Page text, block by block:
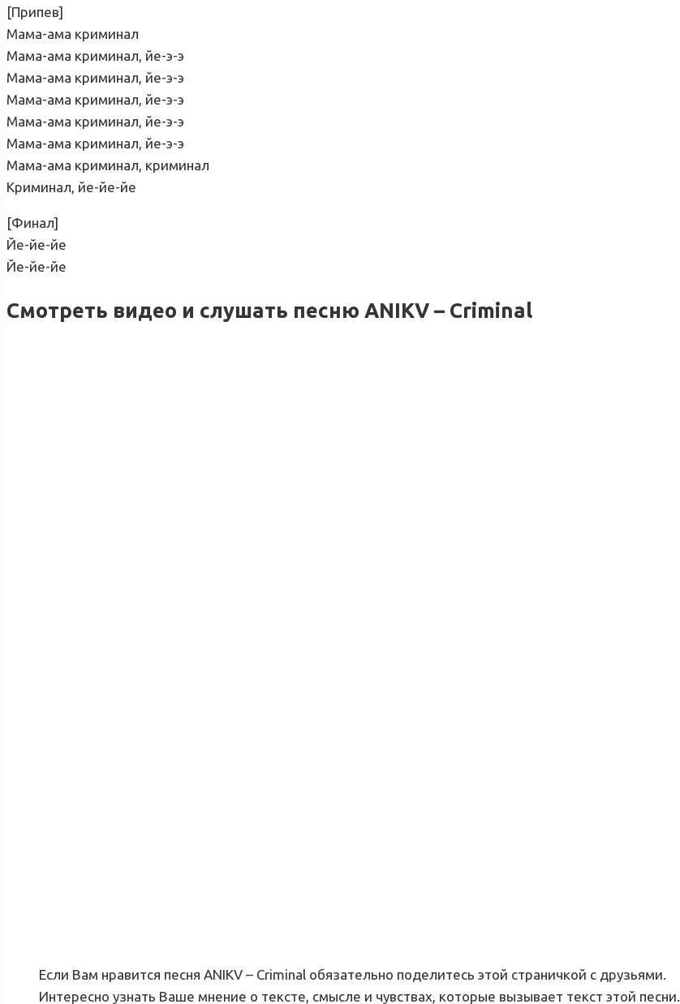
[Припев]
Мама-ама криминал
Мама-ама криминал, йе-э-э
Мама-ама криминал, йе-э-э
Мама-ама криминал, йе-э-э
Мама-ама криминал, йе-э-э
Мама-ама криминал, йе-э-э
Мама-ама криминал, криминал
Криминал, йе-йе-йе
[Финал]
Йе-йе-йе
Йе-йе-йе
Смотреть видео и слушать песню ANIKV – Criminal
Если Вам нравится песня ANIKV – Criminal обязательно поделитесь этой страничкой с друзьями.
Интересно узнать Ваше мнение о тексте, смысле и чувствах, которые вызывает текст этой песни.